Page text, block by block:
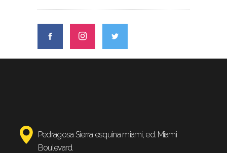
Pedragosa Sierra esquina miami, ed. Miami
Boulevard.